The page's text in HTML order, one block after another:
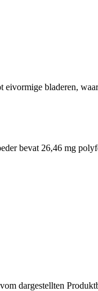
bladeren,
bevat 26,46 mg
dargestellten